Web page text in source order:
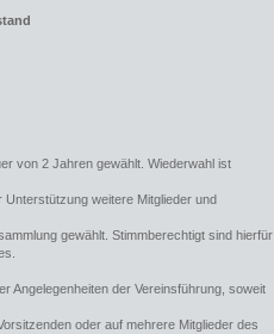
von 2 Jahren gewählt. Wiederwahl ist
weitere Mitglieder und
gewählt. Stimmberechtigt sind hierfür
Angelegenheiten der Vereinsführung, soweit
oder auf mehrere Mitglieder des